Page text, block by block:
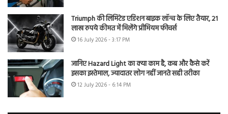
Triumph की लिमिटेड एडिशन बाइक लॉन्च के लिए तैयार, 21
लाख रुपये कीमत में मिलेंगे प्रीमियम फीचर्स
16 July 2026 - 3:17 PM
जानिए Hazard Light का क्या काम है, कब और कैसे करें
इसका इस्तेमाल, ज्यादातर लोग नहीं जानते सही तरीका
12 July 2026 - 6:14 PM